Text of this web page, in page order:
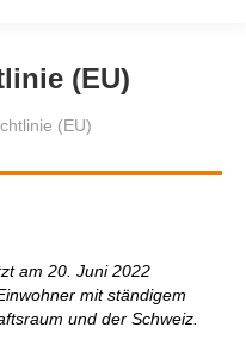
(EU)
(EU)
am 20. Juni 2022
mit ständigem
und der Schweiz.